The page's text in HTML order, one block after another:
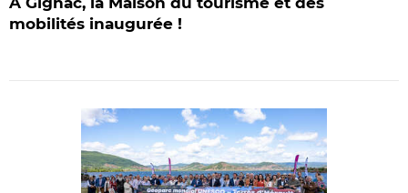
mobilités inaugurée !